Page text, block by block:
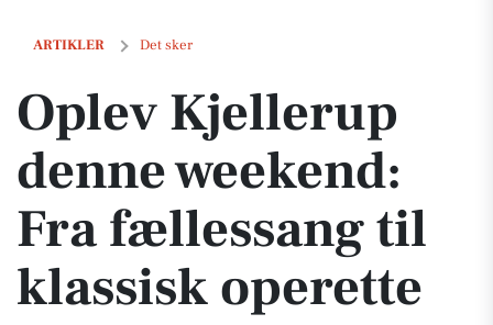
ARTIKLER Det sker
Oplev Kjellerup denne weekend: Fra fællessang til klassisk operette
Oplev Kjellerup
denne weekend:
Fra fællessang til
klassisk operette